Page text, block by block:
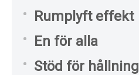
Rumplyft effekt
En för alla
Stöd för hållning